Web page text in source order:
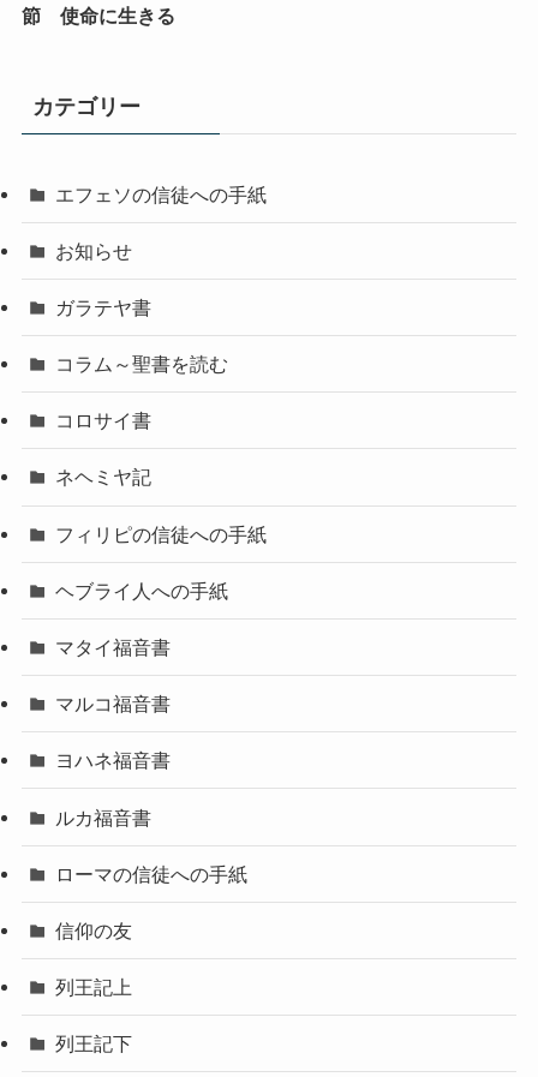
節 使命に生きる
カテゴリー
エフェソの信徒への手紙
お知らせ
ガラテヤ書
コラム～聖書を読む
コロサイ書
ネヘミヤ記
フィリピの信徒への手紙
ヘブライ人への手紙
マタイ福音書
マルコ福音書
ヨハネ福音書
ルカ福音書
ローマの信徒への手紙
信仰の友
列王記上
列王記下